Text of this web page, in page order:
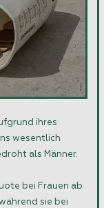
ihres
wesentlich
als Männer.
bei Frauen ab
sie bei